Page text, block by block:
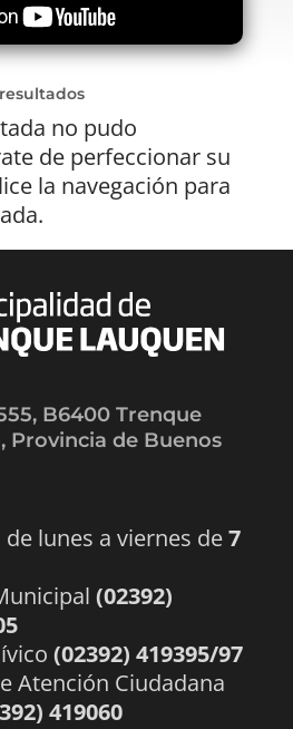
no pudo
de perfeccionar su
la navegación para
B6400 Trenque
Provincia de Buenos
de lunes a viernes de7
(02392)
(02392) 419395/97
Atención Ciudadana
419060